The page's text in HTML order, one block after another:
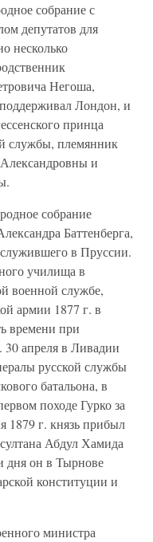
собрание с
депутатов для
несколько
Негоша,
Лондон, и
принца
службы, племянник
и
собрание
Баттенберга,
в Пруссии.
училища в
военной службе,
армии 1877 г. в
времени при
30 апреля в Ливадии
русской службы
батальона, в
походе Гурко за
1879 г. князь прибыл
Абдул Хамида
дня он в Тырнове
конституции и
министра